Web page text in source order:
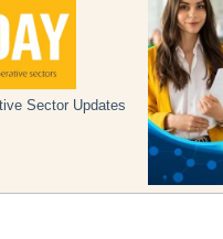
Sector Updates